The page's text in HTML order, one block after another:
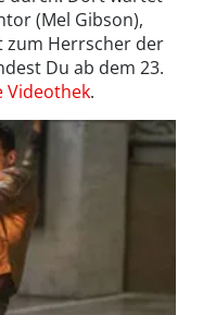
(Mel Gibson),
zum Herrscher der
Du ab dem 23.
Videothek.